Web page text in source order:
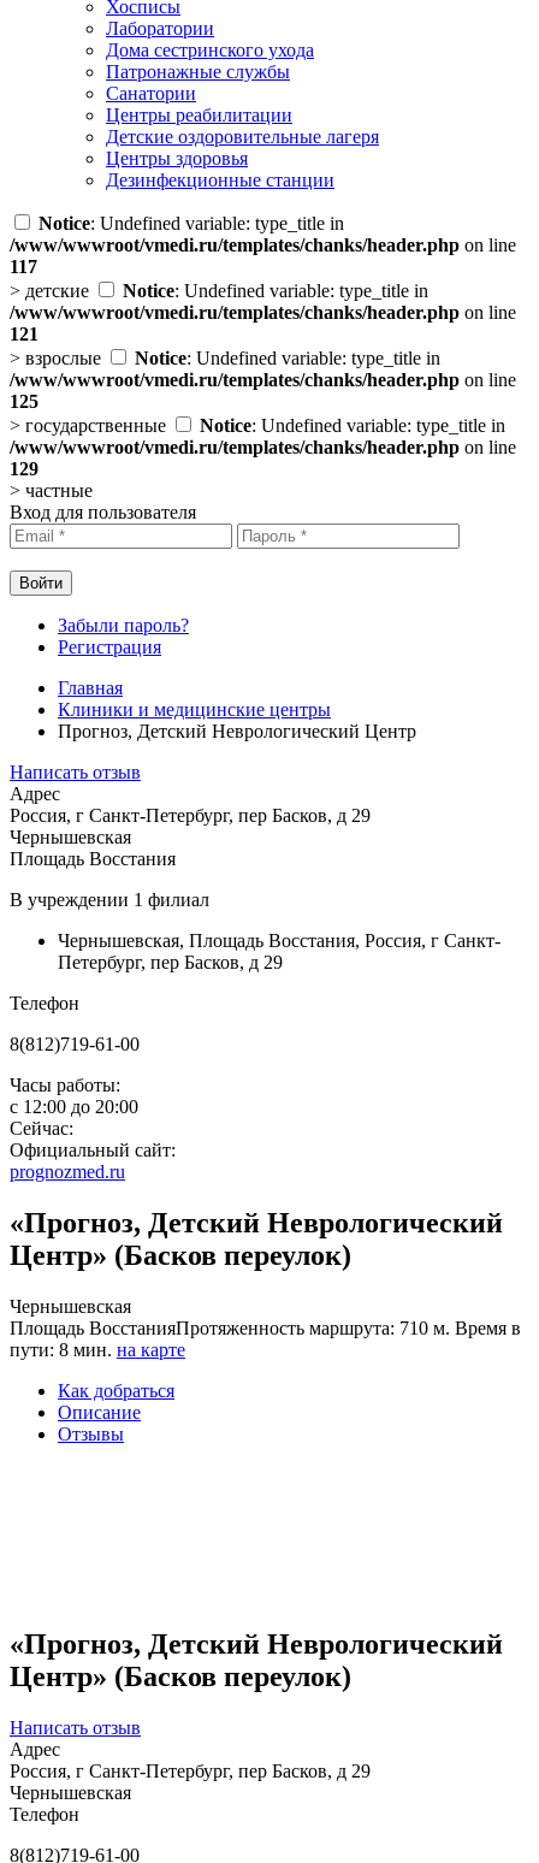
Хосписы
Лаборатории
Дома сестринского ухода
Патронажные службы
Санатории
Центры реабилитации
Детские оздоровительные лагеря
Центры здоровья
Дезинфекционные станции
Notice: Undefined variable: type_title in
/www/wwwroot/vmedi.ru/templates/chanks/header.php on line
117
> детские Notice: Undefined variable: type_title in
/www/wwwroot/vmedi.ru/templates/chanks/header.php on line
121
> взрослые Notice: Undefined variable: type_title in
/www/wwwroot/vmedi.ru/templates/chanks/header.php on line
125
> государственные Notice: Undefined variable: type_title in
/www/wwwroot/vmedi.ru/templates/chanks/header.php on line
129
> частные
Вход для пользователя
Забыли пароль?
Регистрация
Главная
Клиники и медицинские центры
Прогноз, Детский Неврологический Центр
Написать отзыв
Адрес
Россия, г Санкт-Петербург, пер Басков, д 29
Чернышевская
Площадь Восстания
В учреждении 1 филиал
Чернышевская, Площадь Восстания, Россия, г Санкт-
Петербург, пер Басков, д 29
Телефон
8(812)719-61-00
Часы работы:
с 12:00 до 20:00
Сейчас:
Официальный сайт:
prognozmed.ru
«Прогноз, Детский Неврологический
Центр» (Басков переулок)
Чернышевская
Площадь ВосстанияПротяженность маршрута: 710 м. Время в
пути: 8 мин. на карте
Как добраться
Описание
Отзывы
«Прогноз, Детский Неврологический
Центр» (Басков переулок)
Написать отзыв
Адрес
Россия, г Санкт-Петербург, пер Басков, д 29
Чернышевская
Телефон
8(812)719-61-00